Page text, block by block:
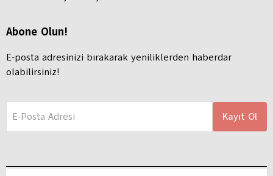
Abone Olun!
E-posta adresinizi bırakarak yeniliklerden haberdar
olabilirsiniz!
E-Posta Adresi Kayıt Ol